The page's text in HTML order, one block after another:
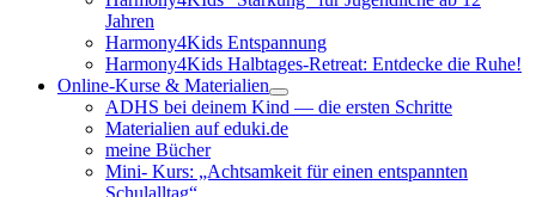
Jahren
Harmony4Kids Entspannung
Harmony4Kids Halbtages-Retreat: Entdecke die Ruhe!
Online-Kurse & Materialien
ADHS bei deinem Kind — die ersten Schritte
Materialien auf eduki.de
meine Bücher
Mini- Kurs: „Achtsamkeit für einen entspannten